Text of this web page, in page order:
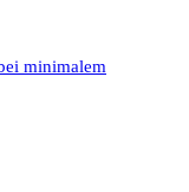
minimalem